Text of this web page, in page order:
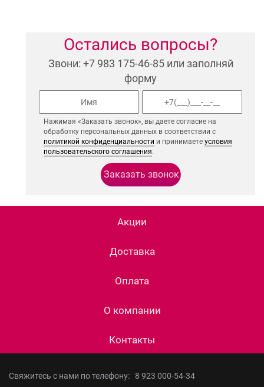
Остались вопросы?
Звони: +7 983 175-46-85 или заполняй
форму
Нажимая «Заказать звонок», вы даете согласие на
обработку персональных данных в соответствии с
политикой конфиденциальности и принимаетеусловия
пользовательского соглашения.
Акции
Доставка
Оплата
О компании
Контакты
Свяжитесь с нами по телефону: 8 923 000-54-34